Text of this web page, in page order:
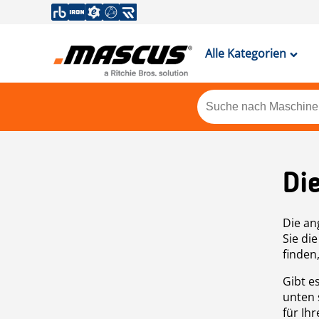
Alle Kategorien
Die
Sie
Gibt
unten
für